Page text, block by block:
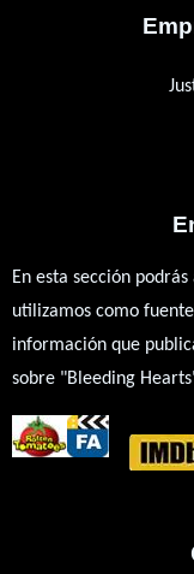
En esta sección
utilizamos como
información que
sobre "Bleeding